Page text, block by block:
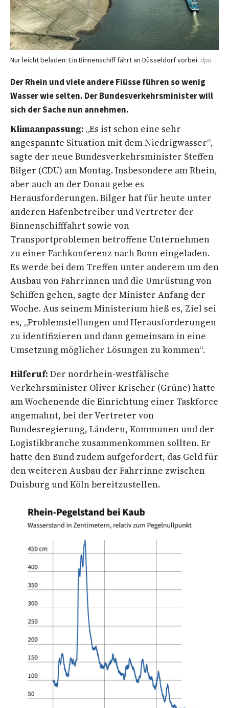
Nur leicht beladen: Ein Binnenschiff fährt an Düsseldorf vorbei. dpa
Der Rhein und viele andere Flüsse führen so wenig
Wasser wie selten. Der Bundesverkehrsminister will
sich der Sache nun annehmen.
Klimaanpassung: „Es ist schon eine sehr
angespannte Situation mit dem Niedrigwasser“,
sagte der neue Bundesverkehrsminister Steffen
Bilger (CDU) am Montag. Insbesondere am Rhein,
aber auch an der Donau gebe es
Herausforderungen. Bilger hat für heute unter
anderen Hafenbetreiber und Vertreter der
Binnenschifffahrt sowie von
Transportproblemen betroffene Unternehmen
zu einer Fachkonferenz nach Bonn eingeladen.
Es werde bei dem Treffen unter anderem um den
Ausbau von Fahrrinnen und die Umrüstung von
Schiffen gehen, sagte der Minister Anfang der
Woche. Aus seinem Ministerium hieß es, Ziel sei
es, „Problemstellungen und Herausforderungen
zu identifizieren und dann gemeinsam in eine
Umsetzung möglicher Lösungen zu kommen“.
Hilferuf: Der nordrhein-westfälische
Verkehrsminister Oliver Krischer (Grüne) hatte
am Wochenende die Einrichtung einer Taskforce
angemahnt, bei der Vertreter von
Bundesregierung, Ländern, Kommunen und der
Logistikbranche zusammenkommen sollten. Er
hatte den Bund zudem aufgefordert, das Geld für
den weiteren Ausbau der Fahrrinne zwischen
Duisburg und Köln bereitzustellen.